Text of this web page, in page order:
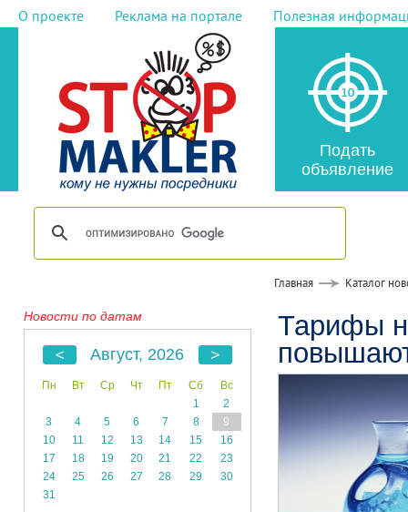
О проекте Реклама на портале Полезная
Подать
объявление
Главная Каталог
Новости по датам
Август, 2026
Пн Вт Ср Чт Пт Сб
Вс
1
2
3
4 5 6 7 8
9
10
11 12 13 14 15
16
17
18 19 20 21 22
23
24
25 26 27 28 29
30
31
Тарифы